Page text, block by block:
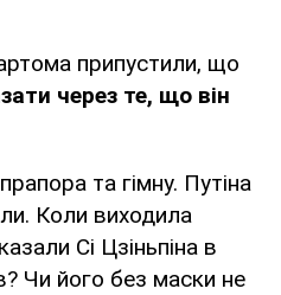
припустили, що
через те, що він
та гімну. Путіна
Коли виходила
Сі Цзіньпіна в
Чи його без маски не